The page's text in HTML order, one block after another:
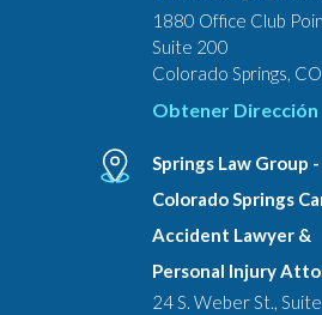
1880 Office Club
Suite 200
Colorado Springs,
Obtener Dirección
Springs Law Group -
Colorado Springs
Accident Lawyer &
Personal Injury
24 S. Weber St.,